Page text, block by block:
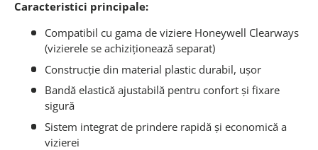
Caracteristici principale:
Compatibil cu gama de viziere Honeywell Clearways
(vizierele se achiziționează separat)
Construcție din material plastic durabil, ușor
Bandă elastică ajustabilă pentru confort și fixare
sigură
Sistem integrat de prindere rapidă și economică a
vizierei